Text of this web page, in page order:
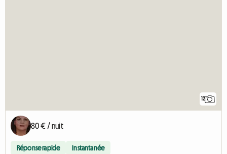
12
80 € / nuit
Réponse rapide Instantanée